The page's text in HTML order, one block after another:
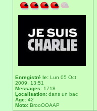
Enregistré le: Lun 05 Oct
2009, 13:51
Messages: 1718
Localisation: dans un bac
Âge: 42
Moto: BrooOOAAP